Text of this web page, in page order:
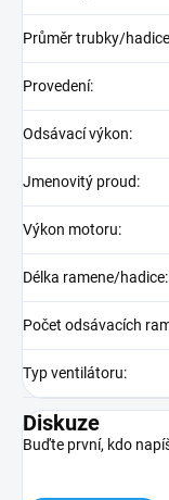
Průměr trubky/hadice
Provedení:
Odsávací výkon:
Jmenovitý proud:
Výkon motoru:
Délka ramene/hadice:
Počet odsávacích
Typ ventilátoru:
Diskuze
Buďte první, kdo